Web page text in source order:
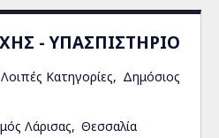
- ΥΠΑΣΠΙΣΤΗΡΙΟ
Λοιπές Κατηγορίες
Δημόσιος
Λάρισας Θεσσαλία